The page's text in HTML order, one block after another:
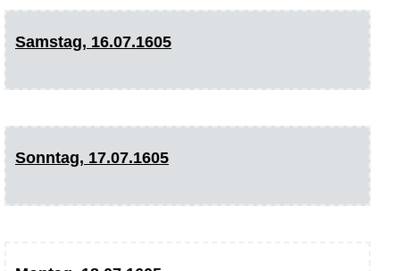
Samstag, 16.07.1605
Sonntag, 17.07.1605